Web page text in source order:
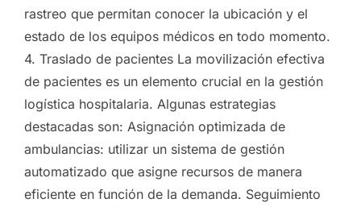
rastreo que permitan conocer la ubicación y el
estado de los equipos médicos en todo momento.
4. Traslado de pacientes La movilización efectiva
de pacientes es un elemento crucial en la gestión
logística hospitalaria. Algunas estrategias
destacadas son: Asignación optimizada de
ambulancias: utilizar un sistema de gestión
automatizado que asigne recursos de manera
eficiente en función de la demanda. Seguimiento